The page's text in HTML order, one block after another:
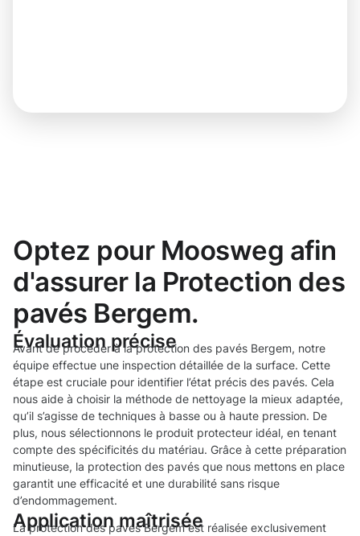
Optez pour Moosweg afin
d'assurer la Protection des
pavés Bergem.
Évaluation précise
Avant de procéder à la protection des pavés Bergem, notre
équipe effectue une inspection détaillée de la surface. Cette
étape est cruciale pour identifier l’état précis des pavés. Cela
nous aide à choisir la méthode de nettoyage la mieux adaptée,
qu’il s’agisse de techniques à basse ou à haute pression. De
plus, nous sélectionnons le produit protecteur idéal, en tenant
compte des spécificités du matériau. Grâce à cette préparation
minutieuse, la protection des pavés que nous mettons en place
garantit une efficacité et une durabilité sans risque
d’endommagement.
Application maîtrisée
La protection des pavés Bergem est réalisée exclusivement